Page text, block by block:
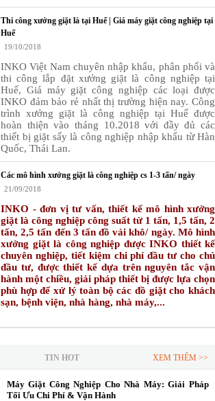
Thi công xưởng giặt là tại Huế | Giá máy giặt công nghiệp tại
Huế
19/10/2018
INKO Việt Nam chuyên nhập khẩu, phân phối và
thi công lắp đặt xưởng giặt là công nghiệp tại
Huế, Giá máy giặt công nghiệp các loại được
INKO đảm bảo rẻ nhất thị trường hiện nay. Công
trình xưởng giặt là công nghiệp tại Huế được
hoàn thiện vào tháng 10.2018 với đầy đủ các
thiết bị giặt sấy là công nghiệp nhập khẩu từ Hàn
Quốc, Thái Lan.
Các mô hình xưởng giặt là công nghiệp cs 1-3 tấn/ ngày
21/09/2018
INKO - đơn vị tư vấn, thiết kế mô hình xưởng
giặt là công nghiệp công suất từ 1 tấn, 1,5 tấn, 2
tấn, 2,5 tấn đến 3 tấn đồ vải khô/ ngày. Mô hình
xưởng giặt là công nghiệp được INKO thiết kế
chuyên nghiệp, tiết kiệm chi phí đầu tư cho chủ
đầu tư, được thiết kế dựa trên nguyên tắc vận
hành một chiều, giải pháp thiết bị được lựa chọn
phù hợp để xử lý toàn bộ các đồ giặt cho khách
sạn, bệnh viện, nhà hàng, nhà máy,...
TIN HOT XEM THÊM >>
Máy Giặt Công Nghiệp Cho Nhà Máy: Giải Pháp
Tối Ưu Chi Phí & Vận Hành